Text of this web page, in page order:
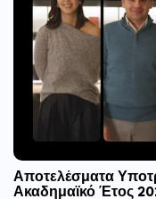
Αποτελέσματα
Ακαδημαϊκό Έτος